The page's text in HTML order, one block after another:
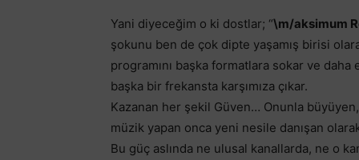
Yani diyeceğim o ki dostlar; “\m/aksimum
şokunu ben de çok dipte yaşamış birisi
programını başka formatlara sokar ve
başka bir frekansta karşımıza çıkar.
Kazanan her şekil Güven… Onunla
müzik yapan onca yeni nesile danışan
Bu güç aslında ne ulusal kanallarda, ne o